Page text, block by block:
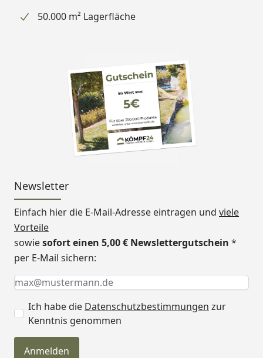
50.000 m² Lagerfläche
Newsletter
Einfach hier die E-Mail-Adresse eintragen und viele
Vorteile
sowiesofort einen 5,00 € Newslettergutschein *
per E-Mail sichern:
Keine Eingabe erforderlich
Eingabe erforderlich
E-Mail *
Ich habe die Datenschutzbestimmungen zur
Kenntnis genommen
Anmelden